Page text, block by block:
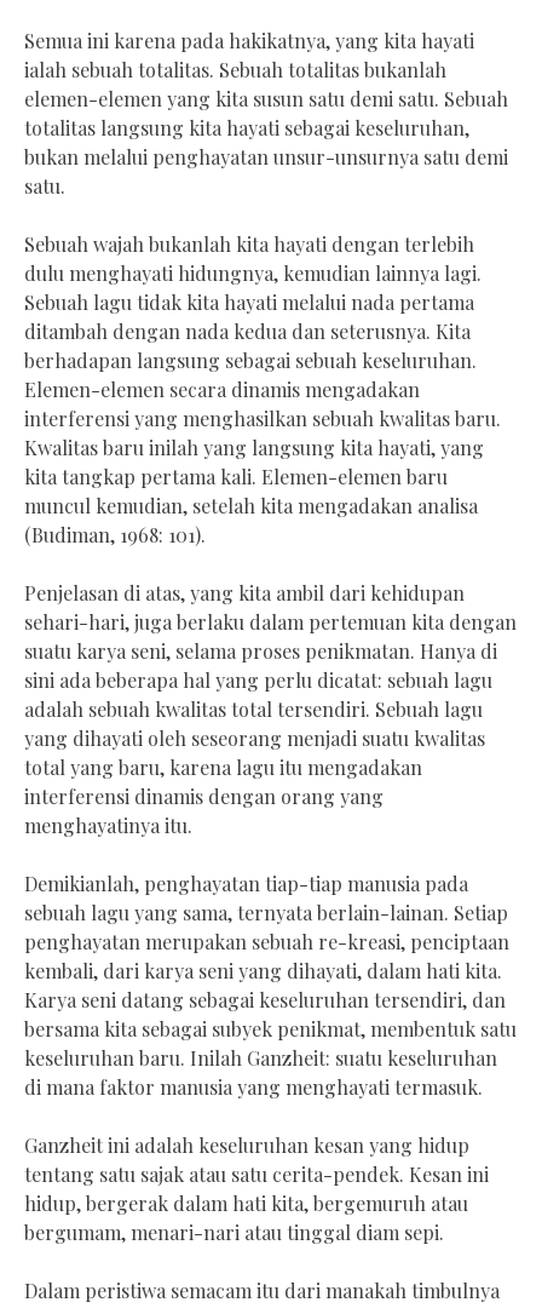
Semua ini karena pada hakikatnya, yang kita hayati
ialah sebuah totalitas. Sebuah totalitas bukanlah
elemen-elemen yang kita susun satu demi satu. Sebuah
totalitas langsung kita hayati sebagai keseluruhan,
bukan melalui penghayatan unsur-unsurnya satu demi
satu.
Sebuah wajah bukanlah kita hayati dengan terlebih
dulu menghayati hidungnya, kemudian lainnya lagi.
Sebuah lagu tidak kita hayati melalui nada pertama
ditambah dengan nada kedua dan seterusnya. Kita
berhadapan langsung sebagai sebuah keseluruhan.
Elemen-elemen secara dinamis mengadakan
interferensi yang menghasilkan sebuah kwalitas baru.
Kwalitas baru inilah yang langsung kita hayati, yang
kita tangkap pertama kali. Elemen-elemen baru
muncul kemudian, setelah kita mengadakan analisa
(Budiman, 1968: 101).
Penjelasan di atas, yang kita ambil dari kehidupan
sehari-hari, juga berlaku dalam pertemuan kita dengan
suatu karya seni, selama proses penikmatan. Hanya di
sini ada beberapa hal yang perlu dicatat: sebuah lagu
adalah sebuah kwalitas total tersendiri. Sebuah lagu
yang dihayati oleh seseorang menjadi suatu kwalitas
total yang baru, karena lagu itu mengadakan
interferensi dinamis dengan orang yang
menghayatinya itu.
Demikianlah, penghayatan tiap-tiap manusia pada
sebuah lagu yang sama, ternyata berlain-lainan. Setiap
penghayatan merupakan sebuah re-kreasi, penciptaan
kembali, dari karya seni yang dihayati, dalam hati kita.
Karya seni datang sebagai keseluruhan tersendiri, dan
bersama kita sebagai subyek penikmat, membentuk satu
keseluruhan baru. Inilah Ganzheit: suatu keseluruhan
di mana faktor manusia yang menghayati termasuk.
Ganzheit ini adalah keseluruhan kesan yang hidup
tentang satu sajak atau satu cerita-pendek. Kesan ini
hidup, bergerak dalam hati kita, bergemuruh atau
bergumam, menari-nari atau tinggal diam sepi.
Dalam peristiwa semacam itu dari manakah timbulnya